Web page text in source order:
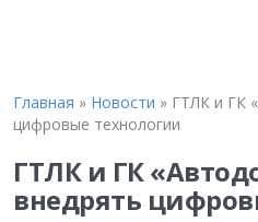
Главная » Новости » ГТЛК и ГК
цифровые технологии
ГТЛК и ГК
внедрять